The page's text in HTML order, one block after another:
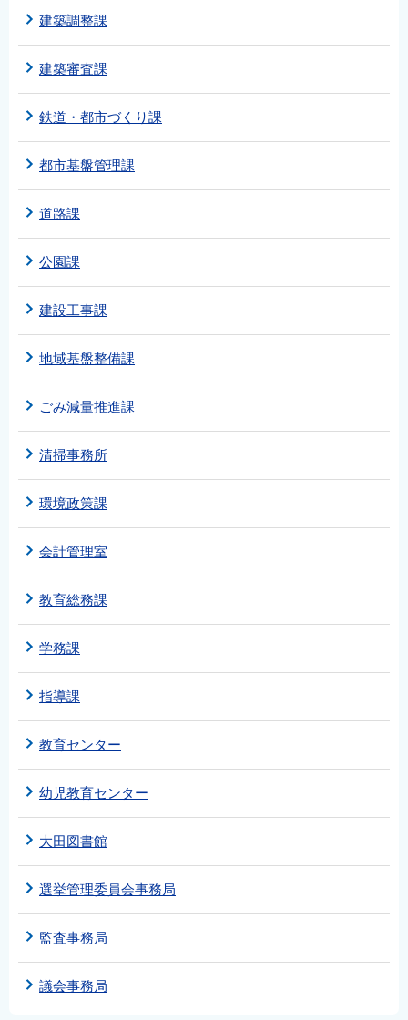
建築調整課
建築審査課
鉄道・都市づくり課
都市基盤管理課
道路課
公園課
建設工事課
地域基盤整備課
ごみ減量推進課
清掃事務所
環境政策課
会計管理室
教育総務課
学務課
指導課
教育センター
幼児教育センター
大田図書館
選挙管理委員会事務局
監査事務局
議会事務局